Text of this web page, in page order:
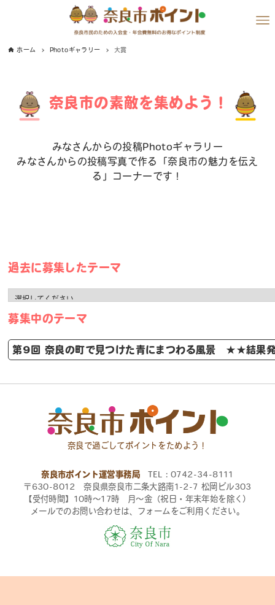
ホーム Photoギャラリー 大賞
奈良市の素敵を集めよう！
みなさんからの投稿Photoギャラリー
みなさんからの投稿写真で作る「奈良市の魅力を伝え
る」コーナーです！
過去に募集したテーマ
募集中のテーマ
第9回 奈良の町で見つけた青にまつわる風景 ★★結果
奈良で過ごしてポイントをためよう！
奈良市ポイント運営事務局 TEL：0742-34-8111
〒630-8012 奈良県奈良市二条大路南1-2-7 松岡ビル303
【受付時間】10時〜17時 月〜金（祝日・年末年始を除く）
メールでのお問い合わせは、フォームをご利用ください。